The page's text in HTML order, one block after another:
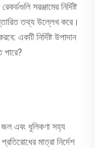
সরঞ্জামের নির্দিষ্ট
তথ্য উল্লেখ করে।
একটি নির্দিষ্ট উপাদান
জল এবং ধূলিকণা সহ্য
মাত্রা নির্দেশ